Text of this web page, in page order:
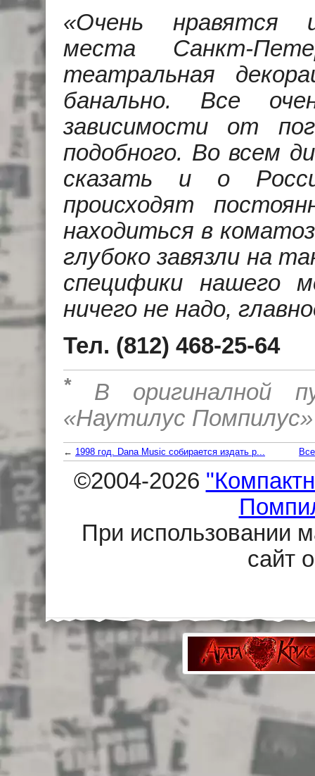
«Очень нравятся
места Санкт-
театральная
банально. Все
зависимости от
подобного. Во всем
сказать и о
происходят
находиться в
глубоко завязли на
специфики нашего
ничего не надо,
Тел. (812) 468-25-64
* В оригиналной
«Наутилус Помпилус»
← 1998 год. Dana Music собирается издать р...
©2004-2026
При использовании
сайт